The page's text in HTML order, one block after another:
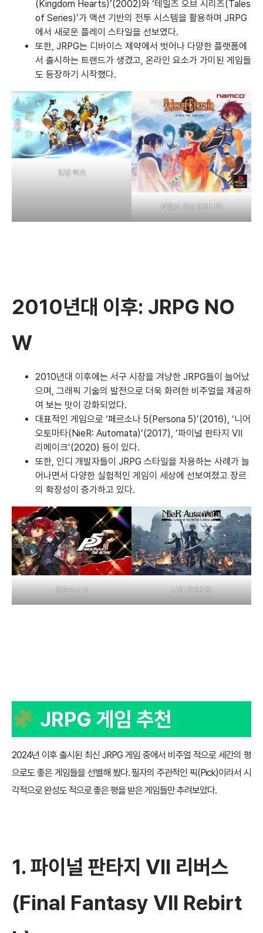
(Kingdom Hearts)’(2002)와 ‘테일즈 오브 시리즈(Tales
of Series)’가 액션 기반의 전투 시스템을 활용하며 JRPG
에서 새로운 플레이 스타일을 선보였다.
또한, JRPG는 디바이스 제약에서 벗어나 다양한 플랫폼에
서 출시하는 트랜드가 생겼고, 온라인 요소가 가미된 게임들
도 등장하기 시작했다.
킹덤 하츠
테일즈 오브 이터니아
2010년대 이후: JRPG NO
W
2010년대 이후에는 서구 시장을 겨냥한 JRPG들이 늘어났
으며, 그래픽 기술의 발전으로 더욱 화려한 비주얼을 제공하
여 보는 맛이 강화되었다.
대표적인 게임으로 ‘페르소나 5(Persona 5)’(2016), ‘니어
오토마타(NieR: Automata)’(2017), ‘파이널 판타지 VII
리메이크’(2020) 등이 있다.
또한, 인디 개발자들이 JRPG 스타일을 차용하는 사례가 늘
어나면서 다양한 실험적인 게임이 세상에 선보여졌고 장르
의 확장성이 증가하고 있다.
페르소나 5 니어 오토마타
JRPG 게임 추천
2024년 이후 출시된 최신 JRPG 게임 중에서 비주얼 적으로 세간의 평
으로도 좋은 게임들을 선별해 봤다. 필자의 주관적인 픽(Pick)이라서 시
각적으로 완성도 적으로 좋은 평을 받은 게임들만 추려보았다.
1. 파이널 판타지 VII 리버스
(Final Fantasy VII Rebirt